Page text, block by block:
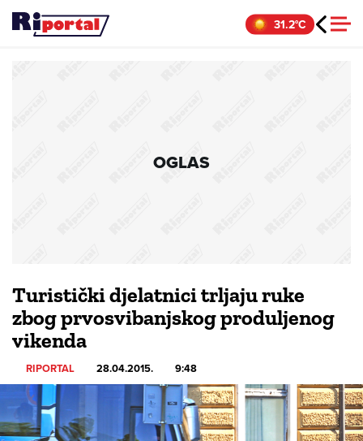
Skip
31.2°C
OGLAS
Turistički djelatnici trljaju ruke
zbog prvosvibanjskog produljenog
vikenda
RIPORTAL 28.04.2015. 9:48